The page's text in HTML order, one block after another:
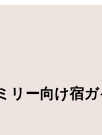
リー向け宿